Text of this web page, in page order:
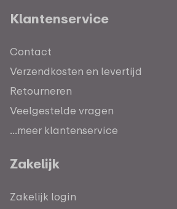
Klantenservice
Contact
Verzendkosten en levertijd
Retourneren
Veelgestelde vragen
...meer klantenservice
Zakelijk
Zakelijk login